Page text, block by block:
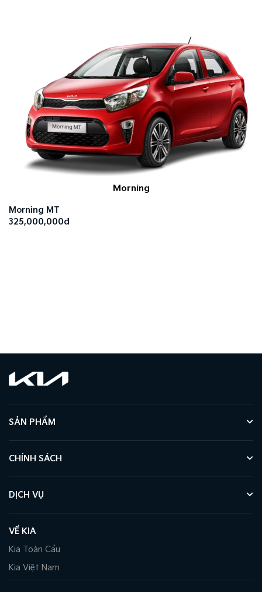
Morning
Morning MT
325,000,000đ
SẢN PHẨM
CHÍNH SÁCH
DỊCH VỤ
VỀ KIA
Kia Toàn Cầu
Kia Việt Nam